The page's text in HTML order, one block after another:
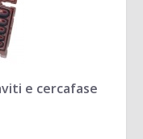
e cercafase